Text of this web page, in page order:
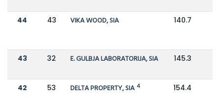
44 43 VIKA WOOD, SIA 140.7
43 32 E. GULBJA LABORATORIJA, SIA 145.3
42 53 DELTA PROPERTY, SIA 4 154.4